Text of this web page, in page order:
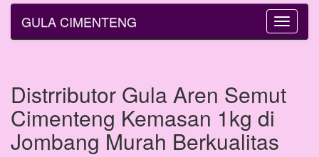
Toggle
GULA CIMENTENG
Distrributor Gula Aren Semut
Cimenteng Kemasan 1kg di
Jombang Murah Berkualitas